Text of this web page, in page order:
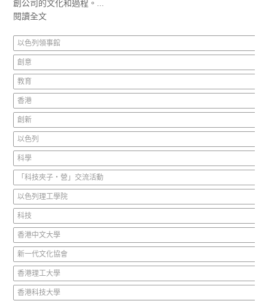
創公司的文化和過程。...
閱讀全文
以色列領事館
創意
教育
香港
創新
以色列
科學
「科技夾子‧營」交流活動
以色列理工學院
科技
香港中文大學
新一代文化協會
香港理工大學
香港科技大學